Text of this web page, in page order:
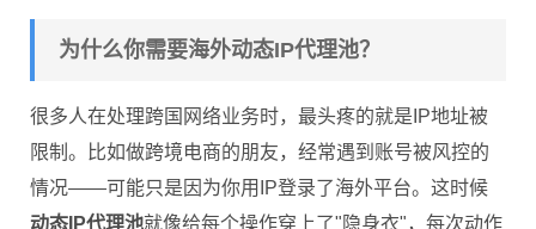
为什么你需要海外动态IP代理池？
很多人在处理跨国网络业务时，最头疼的就是IP地址被
限制。比如做跨境电商的朋友，经常遇到账号被风控的
情况——可能只是因为你用IP登录了海外平台。这时候
动态IP代理池就像给每个操作穿上了"隐身衣"，每次动作